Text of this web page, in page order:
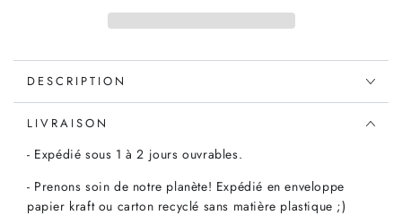
bio
à
carreaux
faux
bleu
Etendard
x10cm
Lange
en
bio
à
carreaux
faux
bleu
Etendard
x10cm
DESCRIPTION
LIVRAISON
- Expédié sous 1 à 2 jours ouvrables.
- Prenons soin de notre planète! Expédié en enveloppe
papier kraft ou carton recyclé sans matière plastique ;)